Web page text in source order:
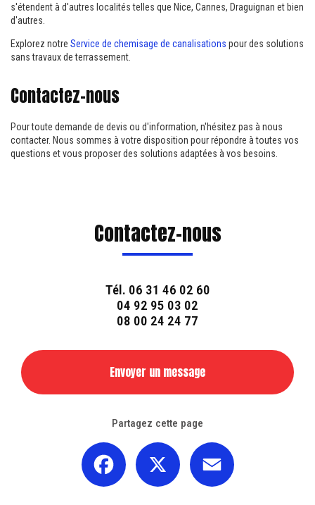
s'étendent à d'autres localités telles que Nice, Cannes, Draguignan et bien
d'autres.
Explorez notre Service de chemisage de canalisations pour des solutions
sans travaux de terrassement.
Contactez-nous
Pour toute demande de devis ou d'information, n'hésitez pas à nous
contacter. Nous sommes à votre disposition pour répondre à toutes vos
questions et vous proposer des solutions adaptées à vos besoins.
Contactez-nous
Tél. 06 31 46 02 60
04 92 95 03 02
08 00 24 24 77
Envoyer un message
Partagez cette page
Facebook